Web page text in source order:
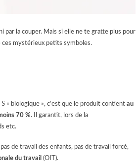
par la couper. Mais si elle ne te gratte plus pour
ces mystérieux petits symboles.
« biologique », c’est que le produit contient au
70 %. Il garantit, lors de la
etc.
de travail des enfants, pas de travail forcé,
du travail (OIT).